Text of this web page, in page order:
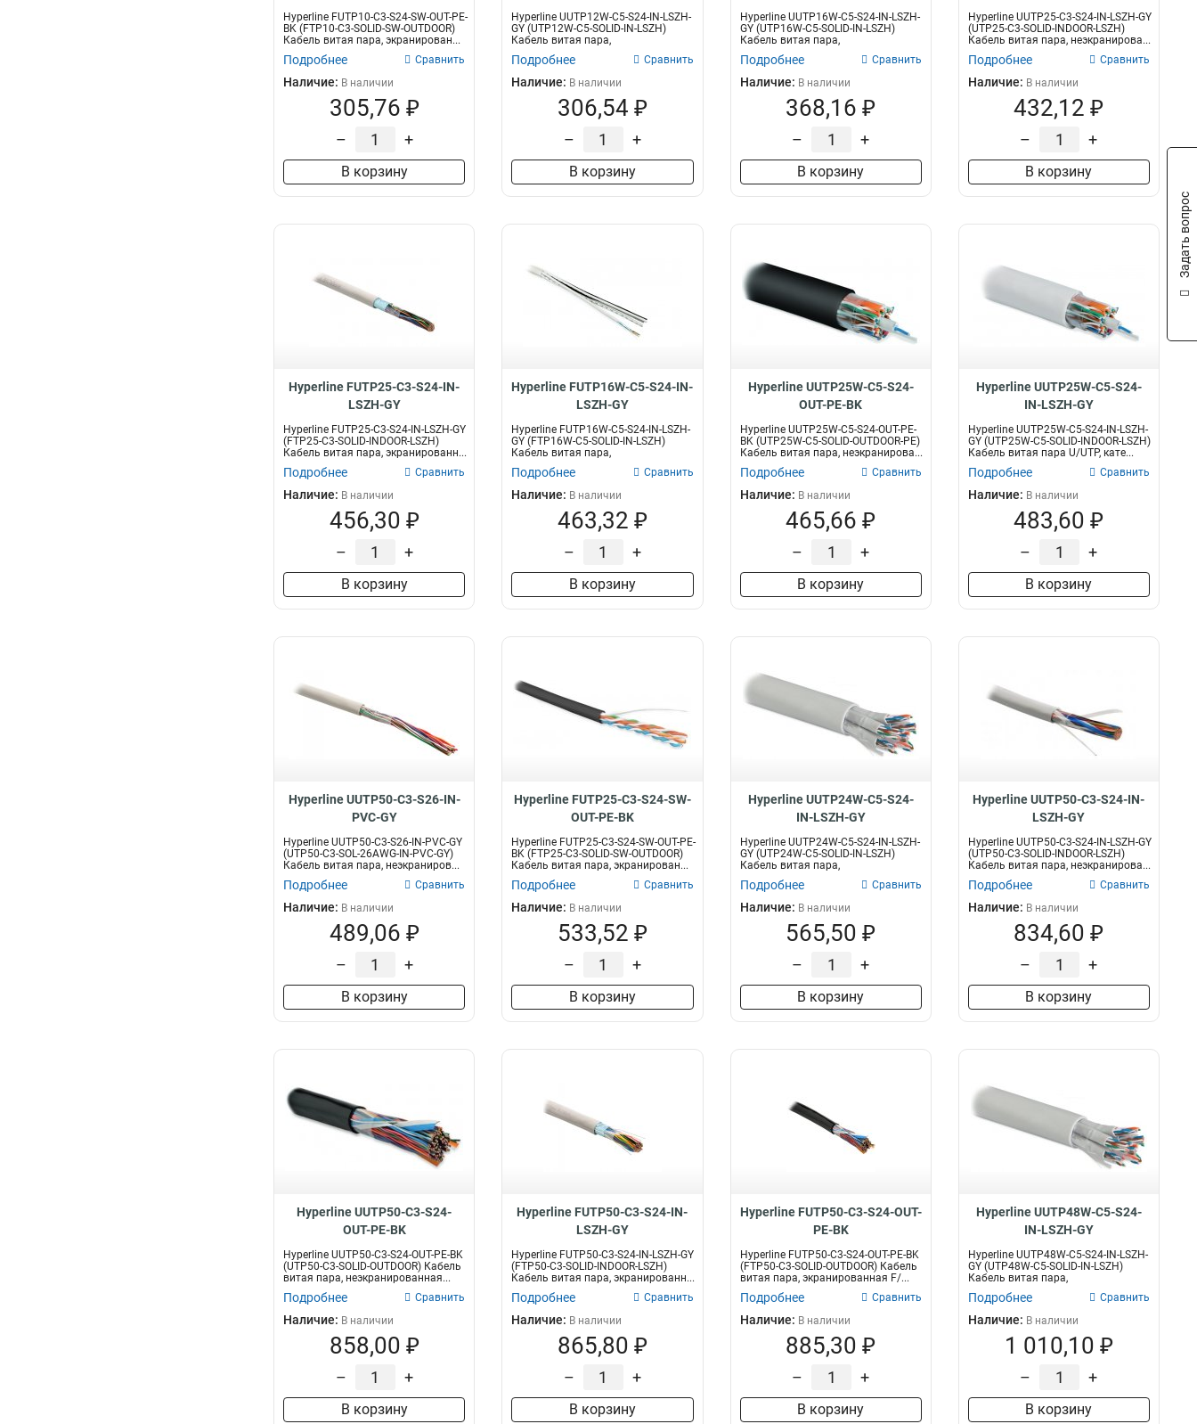
Hyperline FUTP10-C3-S24-SW-OUT-PE-
BK (FTP10-C3-SOLID-SW-OUTDOOR)
Кабель витая пара, экранирован...
Подробнее Сравнить
Наличие: В наличии
305,76 ₽
– +
В корзину
Hyperline UUTP12W-C5-S24-IN-LSZH-
GY (UTP12W-C5-SOLID-IN-LSZH)
Кабель витая пара,
неэкранированн...
Подробнее Сравнить
Наличие: В наличии
306,54 ₽
– +
В корзину
Hyperline UUTP16W-C5-S24-IN-LSZH-
GY (UTP16W-C5-SOLID-IN-LSZH)
Кабель витая пара,
неэкранированн...
Подробнее Сравнить
Наличие: В наличии
368,16 ₽
– +
В корзину
Hyperline UUTP25-C3-S24-IN-LSZH-GY
(UTP25-C3-SOLID-INDOOR-LSZH)
Кабель витая пара, неэкранирова...
Подробнее Сравнить
Наличие: В наличии
432,12 ₽
– +
В корзину
Hyperline FUTP25-C3-S24-IN-
LSZH-GY
Hyperline FUTP25-C3-S24-IN-LSZH-GY
(FTP25-C3-SOLID-INDOOR-LSZH)
Кабель витая пара, экранированн...
Подробнее Сравнить
Наличие: В наличии
456,30 ₽
– +
В корзину
Hyperline FUTP16W-C5-S24-IN-
LSZH-GY
Hyperline FUTP16W-C5-S24-IN-LSZH-
GY (FTP16W-C5-SOLID-IN-LSZH)
Кабель витая пара,
экранированная...
Подробнее Сравнить
Наличие: В наличии
463,32 ₽
– +
В корзину
Hyperline UUTP25W-C5-S24-
OUT-PE-BK
Hyperline UUTP25W-C5-S24-OUT-PE-
BK (UTP25W-C5-SOLID-OUTDOOR-PE)
Кабель витая пара, неэкранирова...
Подробнее Сравнить
Наличие: В наличии
465,66 ₽
– +
В корзину
Hyperline UUTP25W-C5-S24-
IN-LSZH-GY
Hyperline UUTP25W-C5-S24-IN-LSZH-
GY (UTP25W-C5-SOLID-INDOOR-LSZH)
Кабель витая пара U/UTP, кате...
Подробнее Сравнить
Наличие: В наличии
483,60 ₽
– +
В корзину
Hyperline UUTP50-C3-S26-IN-
PVC-GY
Hyperline UUTP50-C3-S26-IN-PVC-GY
(UTP50-C3-SOL-26AWG-IN-PVC-GY)
Кабель витая пара, неэкраниров...
Подробнее Сравнить
Наличие: В наличии
489,06 ₽
– +
В корзину
Hyperline FUTP25-C3-S24-SW-
OUT-PE-BK
Hyperline FUTP25-C3-S24-SW-OUT-PE-
BK (FTP25-C3-SOLID-SW-OUTDOOR)
Кабель витая пара, экранирован...
Подробнее Сравнить
Наличие: В наличии
533,52 ₽
– +
В корзину
Hyperline UUTP24W-C5-S24-
IN-LSZH-GY
Hyperline UUTP24W-C5-S24-IN-LSZH-
GY (UTP24W-C5-SOLID-IN-LSZH)
Кабель витая пара,
неэкранированн...
Подробнее Сравнить
Наличие: В наличии
565,50 ₽
– +
В корзину
Hyperline UUTP50-C3-S24-IN-
LSZH-GY
Hyperline UUTP50-C3-S24-IN-LSZH-GY
(UTP50-C3-SOLID-INDOOR-LSZH)
Кабель витая пара, неэкранирова...
Подробнее Сравнить
Наличие: В наличии
834,60 ₽
– +
В корзину
Hyperline UUTP50-C3-S24-
OUT-PE-BK
Hyperline UUTP50-C3-S24-OUT-PE-BK
(UTP50-C3-SOLID-OUTDOOR) Кабель
витая пара, неэкранированная...
Подробнее Сравнить
Наличие: В наличии
858,00 ₽
– +
В корзину
Hyperline FUTP50-C3-S24-IN-
LSZH-GY
Hyperline FUTP50-C3-S24-IN-LSZH-GY
(FTP50-C3-SOLID-INDOOR-LSZH)
Кабель витая пара, экранированн...
Подробнее Сравнить
Наличие: В наличии
865,80 ₽
– +
В корзину
Hyperline FUTP50-C3-S24-OUT-
PE-BK
Hyperline FUTP50-C3-S24-OUT-PE-BK
(FTP50-C3-SOLID-OUTDOOR) Кабель
витая пара, экранированная F/...
Подробнее Сравнить
Наличие: В наличии
885,30 ₽
– +
В корзину
Hyperline UUTP48W-C5-S24-
IN-LSZH-GY
Hyperline UUTP48W-C5-S24-IN-LSZH-
GY (UTP48W-C5-SOLID-IN-LSZH)
Кабель витая пара,
неэкранированн...
Подробнее Сравнить
Наличие: В наличии
1 010,10 ₽
– +
В корзину
Задать вопрос